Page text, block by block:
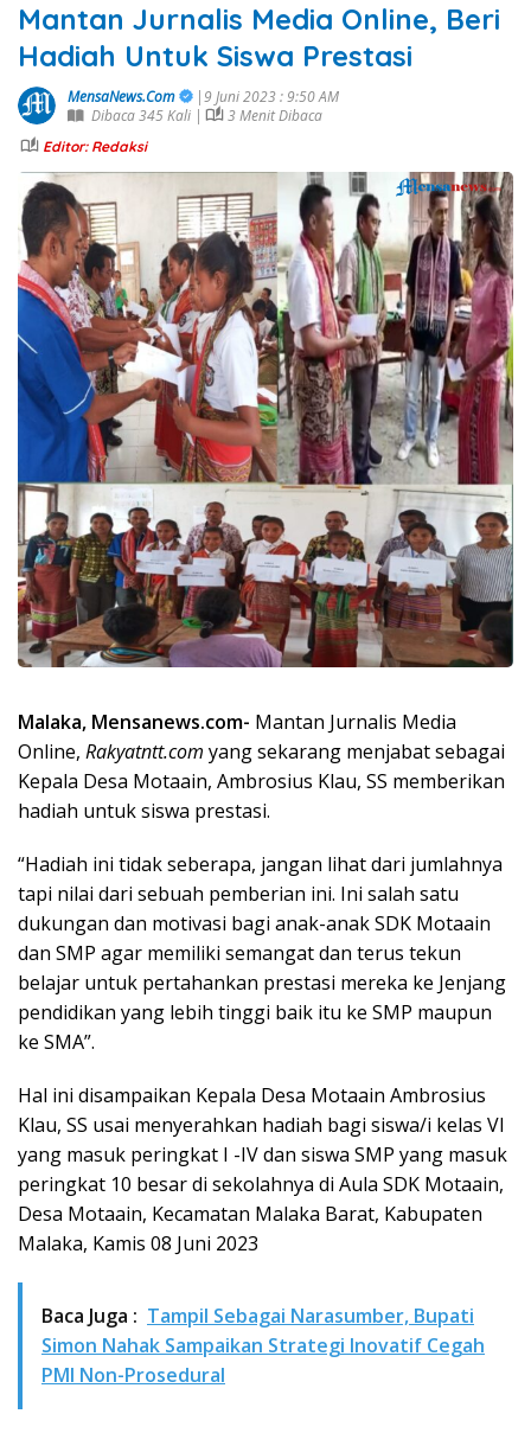
Mantan Jurnalis Media Online, Beri
Hadiah Untuk Siswa Prestasi
MensaNews.Com
|9 Juni 2023 : 9:50 AM
Dibaca 345 Kali |
3 Menit Dibaca
Editor: Redaksi
Malaka, Mensanews.com- Mantan Jurnalis Media
Online, Rakyatntt.com yang sekarang menjabat sebagai
Kepala Desa Motaain, Ambrosius Klau, SS memberikan
hadiah untuk siswa prestasi.
“Hadiah ini tidak seberapa, jangan lihat dari jumlahnya
tapi nilai dari sebuah pemberian ini. Ini salah satu
dukungan dan motivasi bagi anak-anak SDK Motaain
dan SMP agar memiliki semangat dan terus tekun
belajar untuk pertahankan prestasi mereka ke Jenjang
pendidikan yang lebih tinggi baik itu ke SMP maupun
ke SMA”.
Hal ini disampaikan Kepala Desa Motaain Ambrosius
Klau, SS usai menyerahkan hadiah bagi siswa/i kelas VI
yang masuk peringkat I -IV dan siswa SMP yang masuk
peringkat 10 besar di sekolahnya di Aula SDK Motaain,
Desa Motaain, Kecamatan Malaka Barat, Kabupaten
Malaka, Kamis 08 Juni 2023
Baca Juga : Tampil Sebagai Narasumber, Bupati
Simon Nahak Sampaikan Strategi Inovatif Cegah
PMI Non-Prosedural